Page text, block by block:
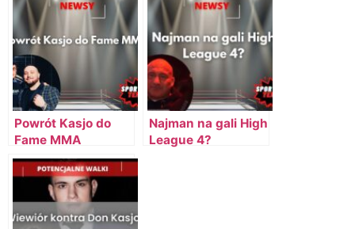
Powrót Kasjo do
Fame MMA
Najman na gali High
League 4?